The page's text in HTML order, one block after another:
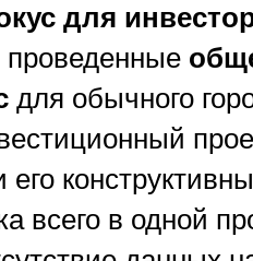
для
проведенные
для обычного
всего в одной